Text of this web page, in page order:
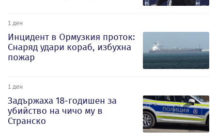
1 ден
Инцидент в Ормузкия проток:
Снаряд удари кораб, избухна
пожар
1 ден
Задържаха 18-годишен за
убийство на чичо му в
Странско